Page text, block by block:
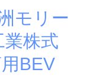
モリー
株式
BEV